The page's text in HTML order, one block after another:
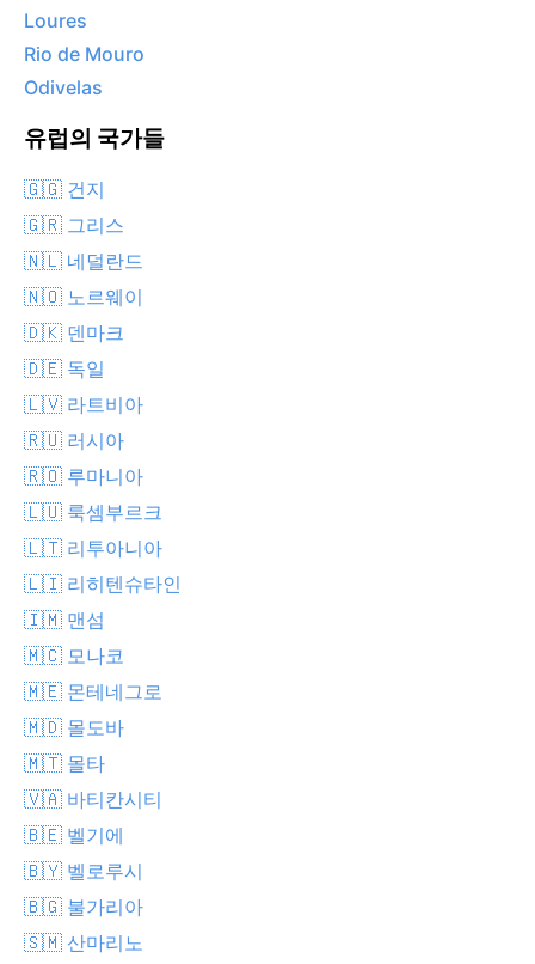
Loures
Rio de Mouro
Odivelas
유럽의 국가들
🇬🇬 건지
🇬🇷 그리스
🇳🇱 네덜란드
🇳🇴 노르웨이
🇩🇰 덴마크
🇩🇪 독일
🇱🇻 라트비아
🇷🇺 러시아
🇷🇴 루마니아
🇱🇺 룩셈부르크
🇱🇹 리투아니아
🇱🇮 리히텐슈타인
🇮🇲 맨섬
🇲🇨 모나코
🇲🇪 몬테네그로
🇲🇩 몰도바
🇲🇹 몰타
🇻🇦 바티칸시티
🇧🇪 벨기에
🇧🇾 벨로루시
🇧🇬 불가리아
🇸🇲 산마리노